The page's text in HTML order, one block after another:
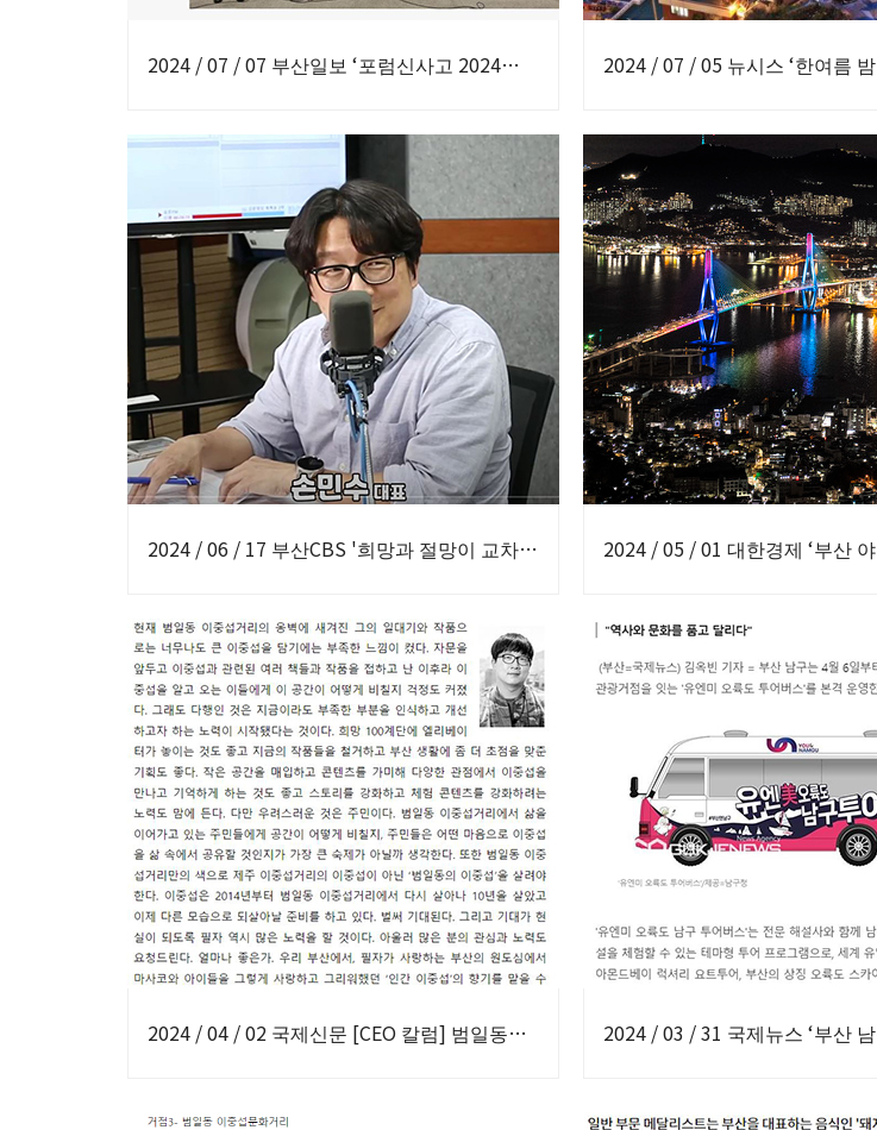
2024 / 07 / 07 부산일보 ‘포럼신사고 2024년 영∙호남 교류포럼’ 발제자 참가 보도
2024 / 06 / 17 부산CBS '희망과 절망이 교차한 그곳, 부산 이중섭 거리‘ 인터뷰
2024 / 04 / 02 국제신문 [CEO 칼럼] 범일동에서 살려낸, 다시 살아날 이중섭 칼럼기고